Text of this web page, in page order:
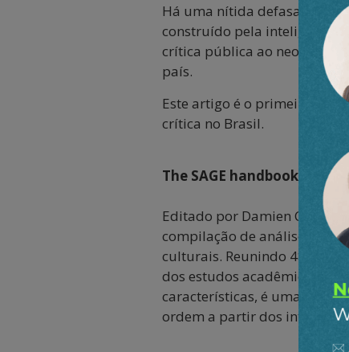
Há uma nítida defasagem
construído pela inteligência
crítica pública ao
país.
Este artigo é o primeiro de
crítica no Brasil.
The SAGE handbook of
Editado por Damien Cahill,
compilação de análises
culturais. Reunindo 48
dos estudos acadêmicos
características, é uma
ordem a partir dos